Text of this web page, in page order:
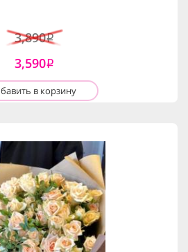
3,890i
3,590i
в корзину